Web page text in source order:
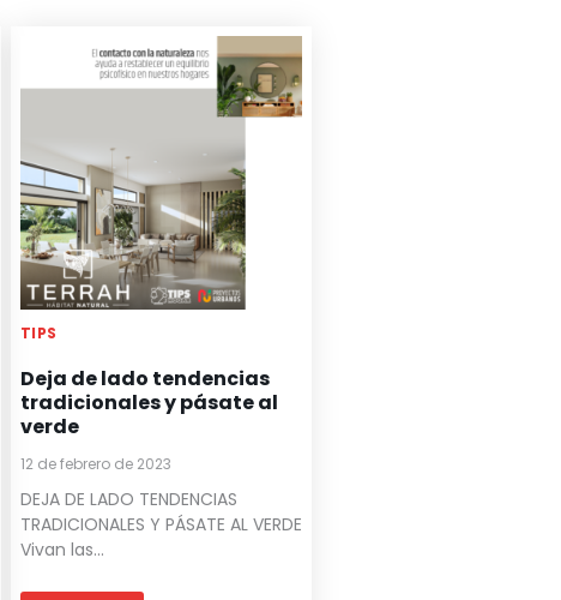
TIPS
Deja de lado tendencias
tradicionales y pásate al
verde
12 de febrero de 2023
DEJA DE LADO TENDENCIAS
TRADICIONALES Y PÁSATE AL VERDE
Vivan las...